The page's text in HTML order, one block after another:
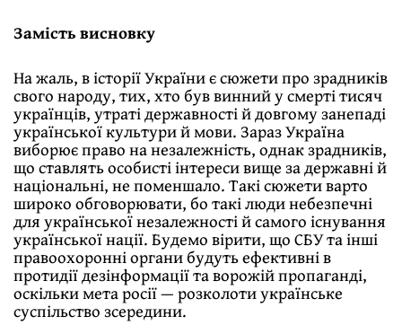
Замість висновку
На жаль, в історії України є сюжети про зрадників
свого народу, тих, хто був винний у смерті тисяч
українців, утраті державності й довгому занепаді
української культури й мови. Зараз Україна
виборює право на незалежність, однак зрадників,
що ставлять особисті інтереси вище за державні й
національні, не поменшало. Такі сюжети варто
широко обговорювати, бо такі люди небезпечні
для української незалежності й самого існування
української нації. Будемо вірити, що СБУ та інші
правоохоронні органи будуть ефективні в
протидії дезінформації та ворожій пропаганді,
оскільки мета росії — розколоти українське
суспільство зсередини.